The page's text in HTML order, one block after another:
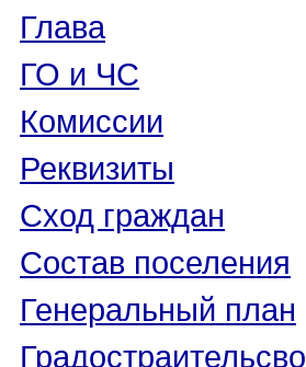
Глава
ГО и ЧС
Комиссии
Реквизиты
Сход граждан
Состав поселения
Генеральный план
Градостраительсво